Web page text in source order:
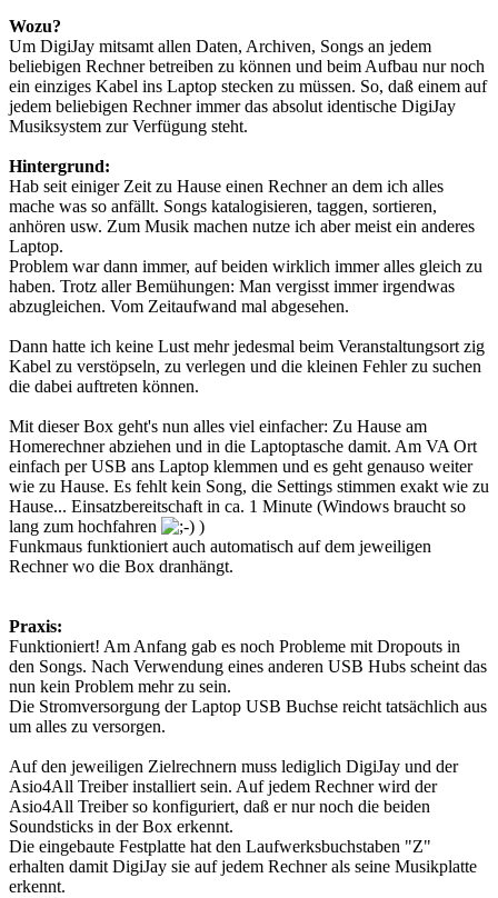
Wozu?
Um DigiJay mitsamt allen Daten, Archiven, Songs an jedem
beliebigen Rechner betreiben zu können und beim Aufbau nur noch
ein einziges Kabel ins Laptop stecken zu müssen. So, daß einem auf
jedem beliebigen Rechner immer das absolut identische DigiJay
Musiksystem zur Verfügung steht.
Hintergrund:
Hab seit einiger Zeit zu Hause einen Rechner an dem ich alles
mache was so anfällt. Songs katalogisieren, taggen, sortieren,
anhören usw. Zum Musik machen nutze ich aber meist ein anderes
Laptop.
Problem war dann immer, auf beiden wirklich immer alles gleich zu
haben. Trotz aller Bemühungen: Man vergisst immer irgendwas
abzugleichen. Vom Zeitaufwand mal abgesehen.
Dann hatte ich keine Lust mehr jedesmal beim Veranstaltungsort zig
Kabel zu verstöpseln, zu verlegen und die kleinen Fehler zu suchen
die dabei auftreten können.
Mit dieser Box geht's nun alles viel einfacher: Zu Hause am
Homerechner abziehen und in die Laptoptasche damit. Am VA Ort
einfach per USB ans Laptop klemmen und es geht genauso weiter
wie zu Hause. Es fehlt kein Song, die Settings stimmen exakt wie zu
Hause... Einsatzbereitschaft in ca. 1 Minute (Windows braucht so
lang zum hochfahren
)
Funkmaus funktioniert auch automatisch auf dem jeweiligen
Rechner wo die Box dranhängt.
Praxis:
Funktioniert! Am Anfang gab es noch Probleme mit Dropouts in
den Songs. Nach Verwendung eines anderen USB Hubs scheint das
nun kein Problem mehr zu sein.
Die Stromversorgung der Laptop USB Buchse reicht tatsächlich aus
um alles zu versorgen.
Auf den jeweiligen Zielrechnern muss lediglich DigiJay und der
Asio4All Treiber installiert sein. Auf jedem Rechner wird der
Asio4All Treiber so konfiguriert, daß er nur noch die beiden
Soundsticks in der Box erkennt.
Die eingebaute Festplatte hat den Laufwerksbuchstaben "Z"
erhalten damit DigiJay sie auf jedem Rechner als seine Musikplatte
erkennt.